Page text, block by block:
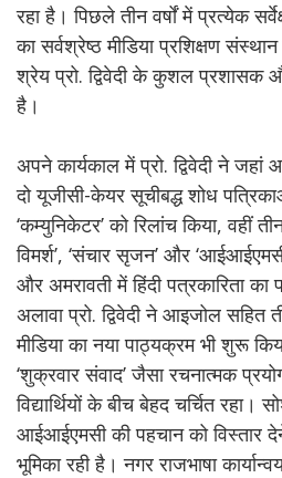
रहा है। पिछले तीन वर्षों में प्रत्येक
का सर्वश्रेष्ठ मीडिया प्रशिक्षण
श्रेय प्रो. द्विवेदी के कुशल प्रशासक
है।
अपने कार्यकाल में प्रो. द्विवेदी ने जहां
दो यूजीसी-केयर सूचीबद्ध शोध
‘कम्युनिकेटर’ को रिलांच किया, वहीं
विमर्श’, ‘संचार सृजन’ और
और अमरावती में हिंदी पत्रकारिता
अलावा प्रो. द्विवेदी ने आइजोल सहित
मीडिया का नया पाठ्यक्रम भी शुरू
‘शुक्रवार संवाद’ जैसा रचनात्मक
विद्यार्थियों के बीच बेहद चर्चित रहा।
आईआईएमसी की पहचान को विस्तार देने
भूमिका रही है। नगर राजभाषा